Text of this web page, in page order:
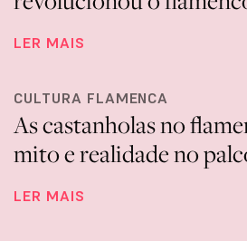
LER MAIS
CULTURA FLAMENCA
As castanholas no
mito e realidade no
LER MAIS